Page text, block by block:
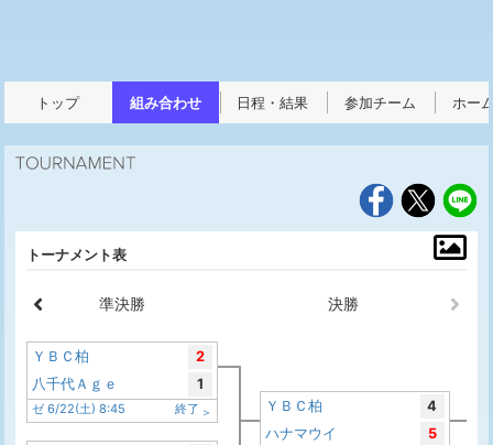
トップ 組み合わせ 日程・結果 参加チーム ホー
トーナメント表
準決勝 決勝
ＹＢＣ柏
2
八千代Ａｇｅ
1
ゼ 6/22(土) 8:45 終了 ＹＢＣ柏
4
ハナマウイ
5